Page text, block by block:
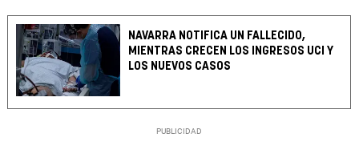
NAVARRA NOTIFICA UN FALLECIDO,
MIENTRAS CRECEN LOS INGRESOS UCI Y
LOS NUEVOS CASOS